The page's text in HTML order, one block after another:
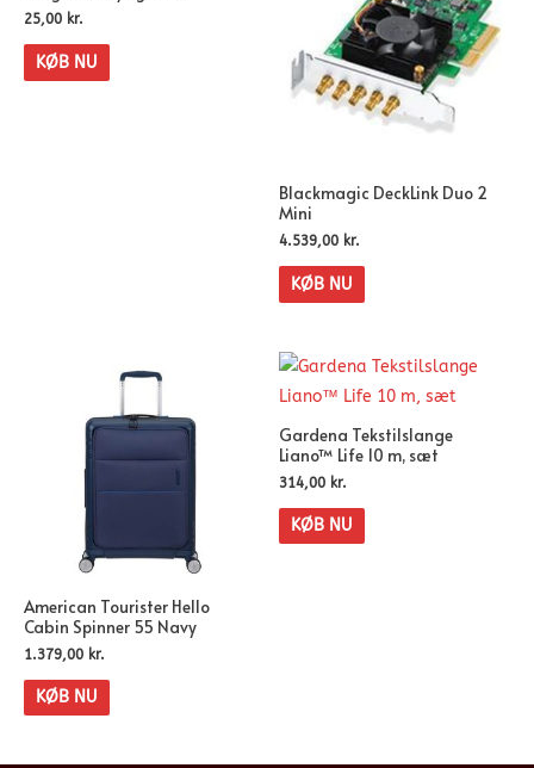
25,00 kr.
KØB NU
Blackmagic DeckLink Duo 2
Mini
4.539,00 kr.
KØB NU
American Tourister Hello
Cabin Spinner 55 Navy
1.379,00 kr.
KØB NU
Gardena Tekstilslange
Liano™ Life 10 m, sæt
314,00 kr.
KØB NU